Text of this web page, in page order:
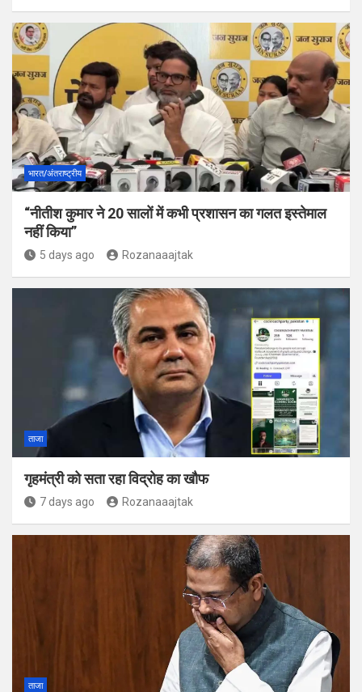
भारत/अंतराष्ट्रीय
“नीतीश कुमार ने 20 सालों में कभी प्रशासन का गलत इस्तेमाल
नहीं किया”
5 days ago Rozanaaajtak
ताजा
गृहमंत्री को सता रहा विद्रोह का खौफ
7 days ago Rozanaaajtak
ताजा